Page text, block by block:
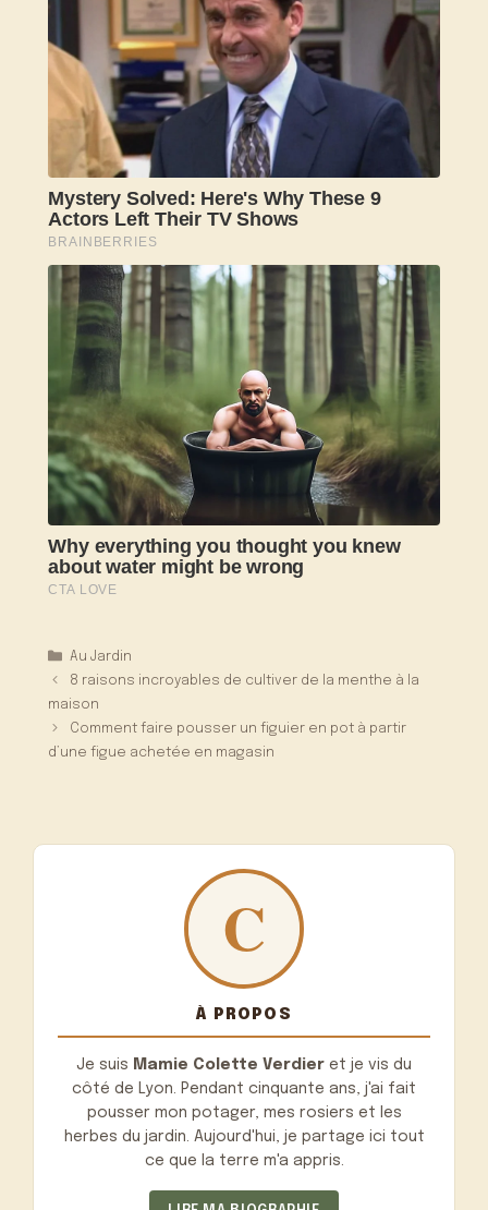
Catégories
Au Jardin
8 raisons incroyables de cultiver de la menthe à la
maison
Comment faire pousser un figuier en pot à partir
d’une figue achetée en magasin
À PROPOS
Je suis Mamie Colette Verdier et je vis du
côté de Lyon. Pendant cinquante ans, j'ai fait
pousser mon potager, mes rosiers et les
herbes du jardin. Aujourd'hui, je partage ici tout
ce que la terre m'a appris.